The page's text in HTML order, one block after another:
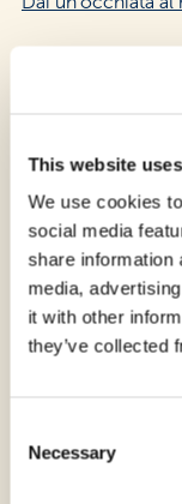
This website
We use cookies
social media
share information
media,
it with other
they’ve collected
Selection
Necessary
Vedi
ricette